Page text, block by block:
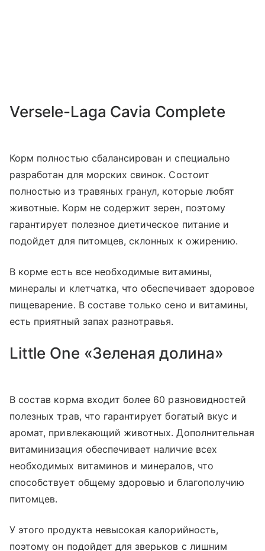
Versele-Laga Cavia Complete
Корм полностью сбалансирован и специально
разработан для морских свинок. Состоит
полностью из травяных гранул, которые любят
животные. Корм не содержит зерен, поэтому
гарантирует полезное диетическое питание и
подойдет для питомцев, склонных к ожирению.
В корме есть все необходимые витамины,
минералы и клетчатка, что обеспечивает здоровое
пищеварение. В составе только сено и витамины,
есть приятный запах разнотравья.
Little One «Зеленая долина»
В состав корма входит более 60 разновидностей
полезных трав, что гарантирует богатый вкус и
аромат, привлекающий животных. Дополнительная
витаминизация обеспечивает наличие всех
необходимых витаминов и минералов, что
способствует общему здоровью и благополучию
питомцев.
У этого продукта невысокая калорийность,
поэтому он подойдет для зверьков с лишним